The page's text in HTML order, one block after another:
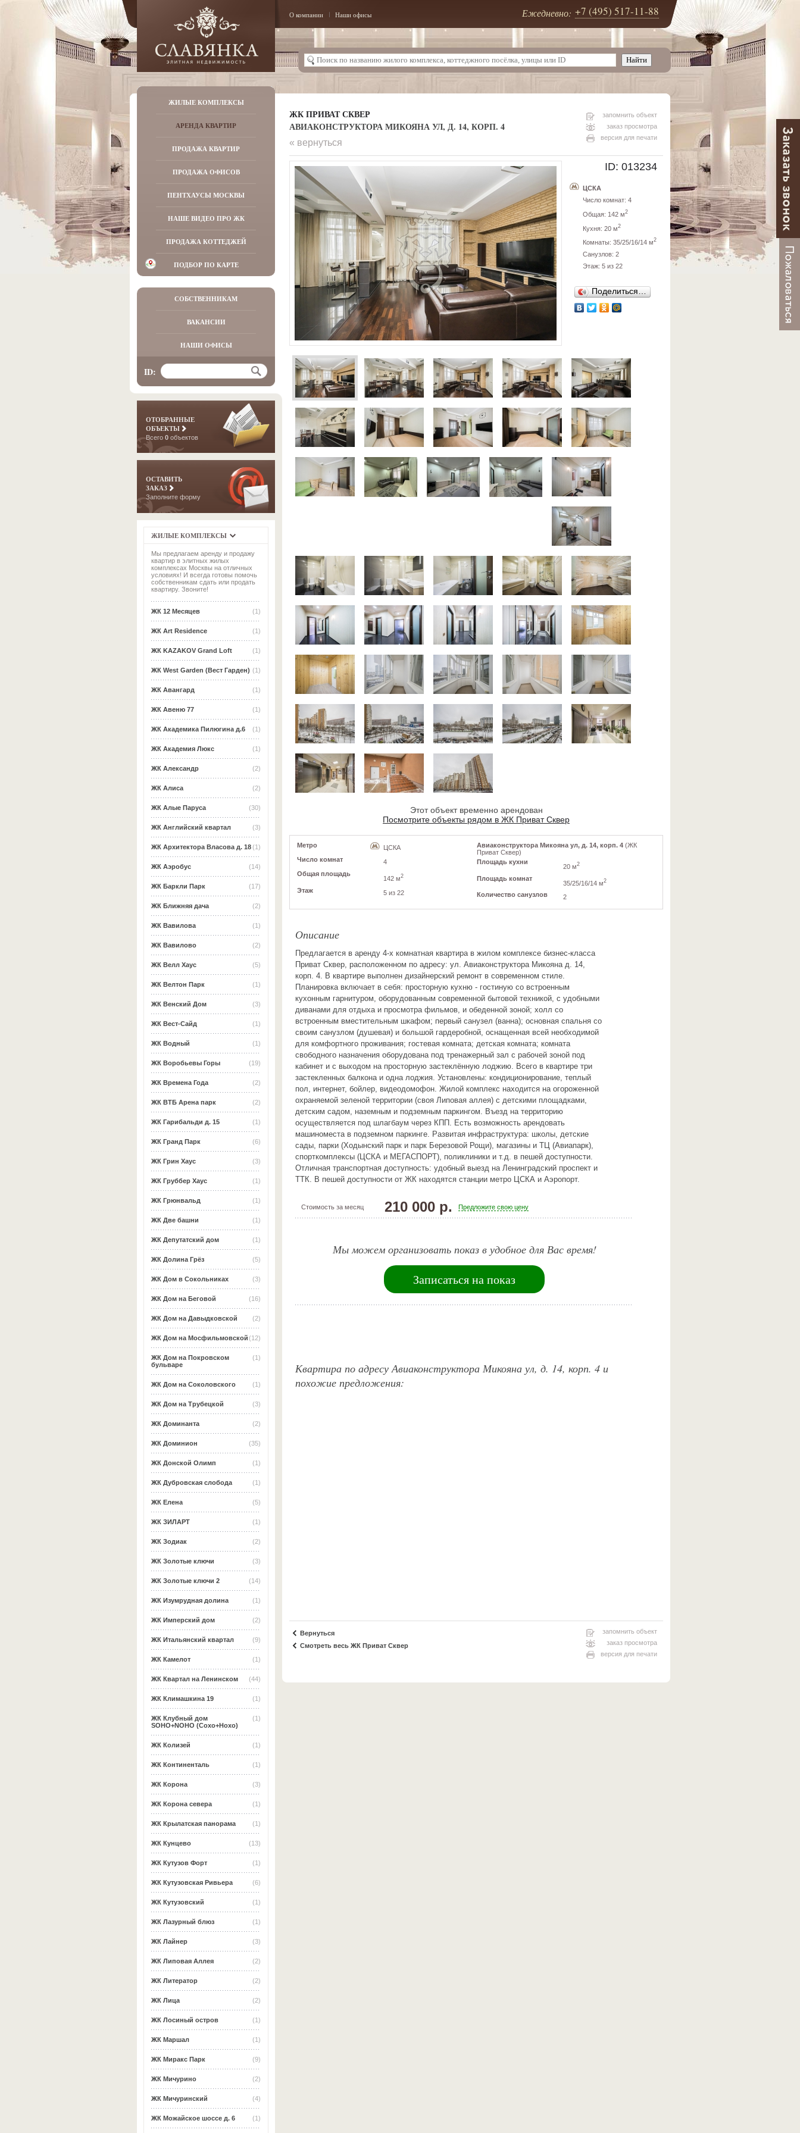
О компании Наши офисы Ежедневно: +7 (495) 517-11-88
ЖИЛЫЕ КОМПЛЕКСЫ
АРЕНДА КВАРТИР
ПРОДАЖА КВАРТИР
ПРОДАЖА ОФИСОВ
ПЕНТХАУСЫ МОСКВЫ
НАШЕ ВИДЕО ПРО ЖК
ПРОДАЖА КОТТЕДЖЕЙ
ПОДБОР ПО КАРТЕ
СОБСТВЕННИКАМ
ВАКАНСИИ
НАШИ ОФИСЫ
ID:
ОТОБРАННЫЕ
ОБЪЕКТЫ
Всего 0 объектов
ОСТАВИТЬ
ЗАКАЗ
Заполните форму
ЖИЛЫЕ КОМПЛЕКСЫ
Мы предлагаем аренду и продажу
квартир в элитных жилых
комплексах Москвы на отличных
условиях! И всегда готовы помочь
собственникам сдать или продать
квартиру. Звоните!
(1)
ЖК 12 Месяцев
(1)
ЖК Art Residence
(1)
ЖК KAZAKOV Grand Loft
(1)
ЖК West Garden (Вест Гарден)
(1)
ЖК Авангард
(1)
ЖК Авеню 77
(1)
ЖК Академика Пилюгина д.6
(1)
ЖК Академия Люкс
(2)
ЖК Александр
(2)
ЖК Алиса
(30)
ЖК Алые Паруса
(3)
ЖК Английский квартал
(1)
ЖК Архитектора Власова д. 18
(14)
ЖК Аэробус
(17)
ЖК Баркли Парк
(2)
ЖК Ближняя дача
(1)
ЖК Вавилова
(2)
ЖК Вавилово
(5)
ЖК Велл Хаус
(1)
ЖК Велтон Парк
(3)
ЖК Венский Дом
(1)
ЖК Вест-Сайд
(1)
ЖК Водный
(19)
ЖК Воробьевы Горы
(2)
ЖК Времена Года
(2)
ЖК ВТБ Арена парк
(1)
ЖК Гарибальди д. 15
(6)
ЖК Гранд Парк
(3)
ЖК Грин Хаус
(1)
ЖК Груббер Хаус
(1)
ЖК Грюнвальд
(1)
ЖК Две башни
(1)
ЖК Депутатский дом
(5)
ЖК Долина Грёз
(3)
ЖК Дом в Сокольниках
(16)
ЖК Дом на Беговой
(2)
ЖК Дом на Давыдковской
(12)
ЖК Дом на Мосфильмовской
(1)
ЖК Дом на Покровском
бульваре
(1)
ЖК Дом на Соколовского
(3)
ЖК Дом на Трубецкой
(2)
ЖК Доминанта
(35)
ЖК Доминион
(1)
ЖК Донской Олимп
(1)
ЖК Дубровская слобода
(5)
ЖК Елена
(1)
ЖК ЗИЛАРТ
(2)
ЖК Зодиак
(3)
ЖК Золотые ключи
(14)
ЖК Золотые ключи 2
(1)
ЖК Изумрудная долина
(2)
ЖК Имперский дом
(9)
ЖК Итальянский квартал
(1)
ЖК Камелот
(44)
ЖК Квартал на Ленинском
(1)
ЖК Климашкина 19
(1)
ЖК Клубный дом
SOHO+NOHO (Сохо+Нохо)
(1)
ЖК Колизей
(1)
ЖК Континенталь
(3)
ЖК Корона
(1)
ЖК Корона севера
(1)
ЖК Крылатская панорама
(13)
ЖК Кунцево
(1)
ЖК Кутузов Форт
(6)
ЖК Кутузовская Ривьера
(1)
ЖК Кутузовский
(1)
ЖК Лазурный блюз
(3)
ЖК Лайнер
(2)
ЖК Липовая Аллея
(2)
ЖК Литератор
(2)
ЖК Лица
(1)
ЖК Лосиный остров
(1)
ЖК Маршал
(9)
ЖК Миракс Парк
(2)
ЖК Мичурино
(4)
ЖК Мичуринский
(1)
ЖК Можайское шоссе д. 6
ЖК ПРИВАТ СКВЕР
АВИАКОНСТРУКТОРА МИКОЯНА УЛ, Д. 14, КОРП. 4
запомнить объект
заказ просмотра
версия для печати
« вернуться
ID: 013234
ЦСКА
Число комнат: 4
Общая: 142 м2
Кухня: 20 м2
Комнаты: 35/25/16/14 м2
Санузлов: 2
Этаж: 5 из 22
Поделиться…
Этот объект временно арендован
Посмотрите объекты рядом в ЖК Приват Сквер
Метро
ЦСКА
Число комнат
4
Общая площадь
142 м2
Этаж 5 из 22
Авиаконструктора Микояна ул, д. 14, корп. 4 (ЖК
Приват Сквер)
Площадь кухни
20 м2
Площадь комнат
35/25/16/14 м2
Количество санузлов 2
Описание
Предлагается в аренду 4-х комнатная квартира в жилом комплексе бизнес-класса
Приват Сквер, расположенном по адресу: ул. Авиаконструктора Микояна д. 14,
корп. 4. В квартире выполнен дизайнерский ремонт в современном стиле.
Планировка включает в себя: просторную кухню - гостиную со встроенным
кухонным гарнитуром, оборудованным современной бытовой техникой, с удобными
диванами для отдыха и просмотра фильмов, и обеденной зоной; холл со
встроенным вместительным шкафом; первый санузел (ванна); основная спальня со
своим санузлом (душевая) и большой гардеробной, оснащенная всей необходимой
для комфортного проживания; гостевая комната; детская комната; комната
свободного назначения оборудована под тренажерный зал с рабочей зоной под
кабинет и с выходом на просторную застеклённую лоджию. Всего в квартире три
застекленных балкона и одна лоджия. Установлены: кондиционирование, теплый
пол, интернет, бойлер, видеодомофон. Жилой комплекс находится на огороженной
охраняемой зеленой территории (своя Липовая аллея) с детскими площадками,
детским садом, наземным и подземным паркингом. Въезд на территорию
осуществляется под шлагбаум через КПП. Есть возможность арендовать
машиноместа в подземном паркинге. Развитая инфраструктура: школы, детские
сады, парки (Ходынский парк и парк Березовой Рощи), магазины и ТЦ (Авиапарк),
спорткомплексы (ЦСКА и МЕГАСПОРТ), поликлиники и т.д. в пешей доступности.
Отличная транспортная доступность: удобный выезд на Ленинградский проспект и
ТТК. В пешей доступности от ЖК находятся станции метро ЦСКА и Аэропорт.
Стоимость за месяц 210 000 р. Предложите свою цену
Мы можем организовать показ в удобное для Вас время!
Записаться на показ
Квартира по адресу Авиаконструктора Микояна ул, д. 14, корп. 4 и
похожие предложения:
Вернуться
Смотреть весь ЖК Приват Сквер
запомнить объект
заказ просмотра
версия для печати